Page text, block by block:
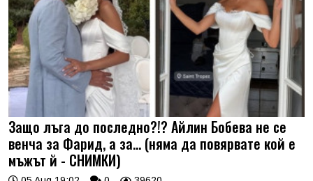
Защо лъга до последно?!? Айлин Бобева не се
венча за Фарид, а за... (няма да повярвате кой е
мъжът й - СНИМКИ)